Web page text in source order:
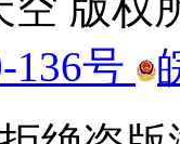
136号